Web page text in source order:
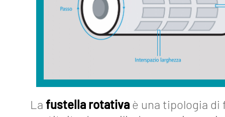
La fustella rotativa è una tipologia di